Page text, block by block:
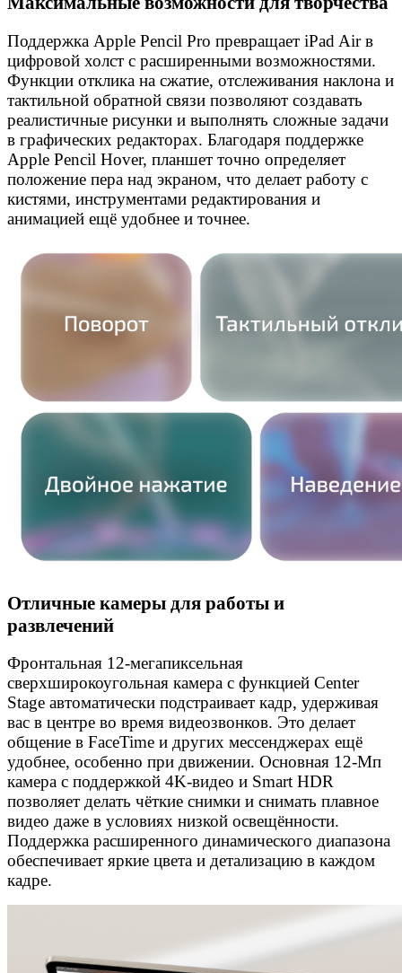
Поддержка Apple Pencil Pro превращает iPad Air в
цифровой холст с расширенными возможностями.
Функции отклика на сжатие, отслеживания наклона и
тактильной обратной связи позволяют создавать
реалистичные рисунки и выполнять сложные задачи
в графических редакторах. Благодаря поддержке
Apple Pencil Hover, планшет точно определяет
положение пера над экраном, что делает работу с
кистями, инструментами редактирования и
анимацией ещё удобнее и точнее.
Отличные камеры для работы и
развлечений
Фронтальная 12-мегапиксельная
сверхширокоугольная камера с функцией Center
Stage автоматически подстраивает кадр, удерживая
вас в центре во время видеозвонков. Это делает
общение в FaceTime и других мессенджерах ещё
удобнее, особенно при движении. Основная 12-Мп
камера с поддержкой 4K-видео и Smart HDR
позволяет делать чёткие снимки и снимать плавное
видео даже в условиях низкой освещённости.
Поддержка расширенного динамического диапазона
обеспечивает яркие цвета и детализацию в каждом
кадре.